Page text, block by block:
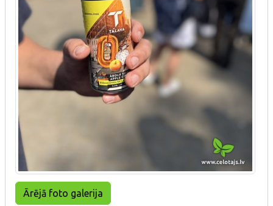
Ārējā foto galerija